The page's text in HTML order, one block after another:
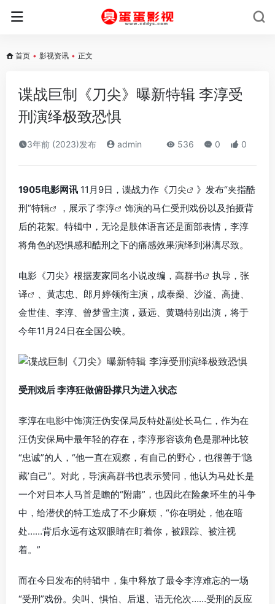
首页 • 影视资讯 • 正文
谍战巨制《刀尖》曝新特辑 李淳受
刑演绎极致恐惧
3年前 (2023)发布 admin 536 0 0
1905电影网讯 11月9日，谍战力作《刀尖
》发布“夹指酷
刑”特辑 ，展示了李淳
饰演的马仁受刑戏份以及拍摄背
后的花絮。特辑中，无论是肢体语言还是面部表情，李淳
将角色的恐惧感和酷刑之下的痛感效果演绎到淋漓尽致。
电影《刀尖》根据麦家同名小说改编， 高群书 执导， 张
译
、黄志忠、郎月婷领衔主演，成泰燊、沙溢、高捷、
金世佳、李淳、曾梦雪主演，聂远、黄璐特别出演，将于
今年11月24日在全国公映。
受刑戏后 李淳狂做俯卧撑只为进入状态
李淳在电影中饰演汪伪安保局反特处副处长马仁，作为在
汪伪安保局中最年轻的存在，李淳形容该角色是那种比较
“忠诚”的人，“他一直在观察，有自己的野心，也很善于‘隐
藏’自己”。对此，导演高群书也表示赞同，他认为马处长是
一个对日本人马首是瞻的“附庸”，也因此在险象环生的斗争
中，给潜伏的特工造成了不少麻烦，“你在明处，他在暗
处……背后永远有这双眼睛在盯着你，被跟踪、被注视
着。”
而在今日发布的特辑中，集中释放了最令李淳难忘的一场
“受刑”戏份。尖叫、惧怕、后退、语无伦次……受刑的反应